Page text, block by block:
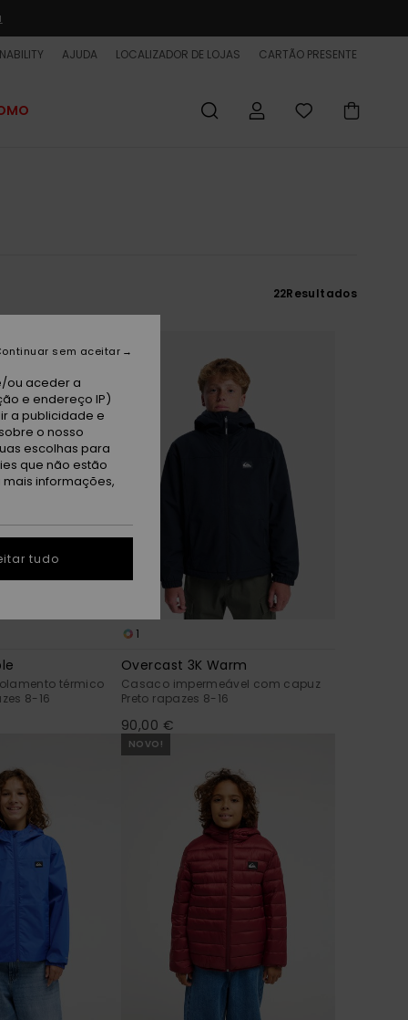
AJUDA LOCALIZADOR DE LOJAS CARTÃO PRESENTE
22Resultados
térmico
8-16
1
Overcast 3K Warm
Casaco impermeável com capuz
Preto rapazes 8-16
90,00 €
NOVO!
ou aceder a
e endereço IP)
a publicidade e
o nosso
escolhas para
que não estão
informações,
sem aceitar
tudo